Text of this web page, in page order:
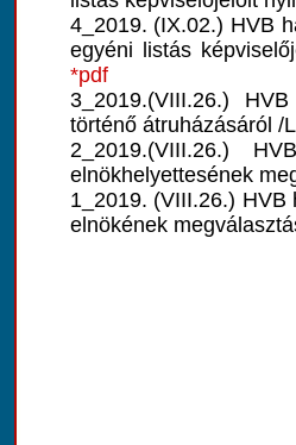
4_2019. (IX.02.) HVB
egyéni listás
*pdf
3_2019.(VIII.26.)
történő átruházásáról /
2_2019.(VIII.26.)
elnökhelyettesének
1_2019. (VIII.26.)
elnökének